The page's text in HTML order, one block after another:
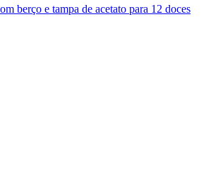
berço e tampa de acetato para 12 doces